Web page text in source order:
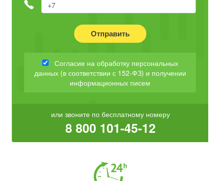
Отправить
Согласие на обработку персональных
данных (в соответствии с 152-ФЗ) и получении
информационных писем
или звоните по бесплатному номеру
8 800 101-45-12